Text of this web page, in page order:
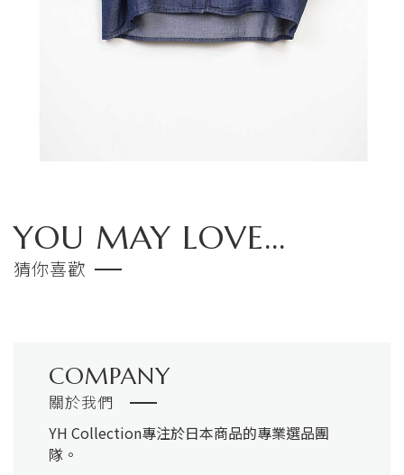
YOU MAY LOVE...
猜你喜歡
COMPANY
關於我們
YH Collection專注於日本商品的專業選品團
隊。